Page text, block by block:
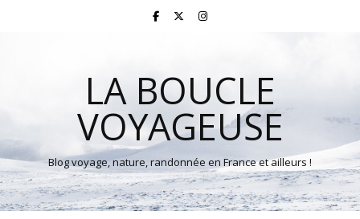
LA BOUCLE
VOYAGEUSE
Blog voyage, nature, randonnée en France et ailleurs !